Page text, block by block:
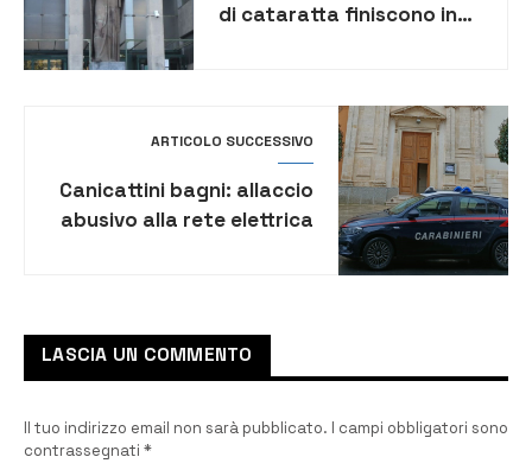
di cataratta finiscono in
un’inchiesta
ARTICOLO SUCCESSIVO
Canicattini bagni: allaccio
abusivo alla rete elettrica
LASCIA UN COMMENTO
Il tuo indirizzo email non sarà pubblicato. I campi obbligatori sono
contrassegnati *